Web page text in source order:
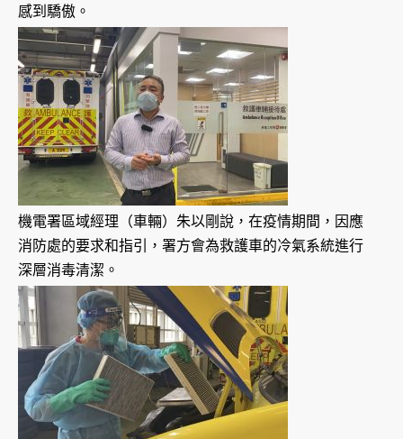
感到驕傲。
機電署區域經理（車輛）朱以剛說，在疫情期間，因應
消防處的要求和指引，署方會為救護車的冷氣系統進行
深層消毒清潔。